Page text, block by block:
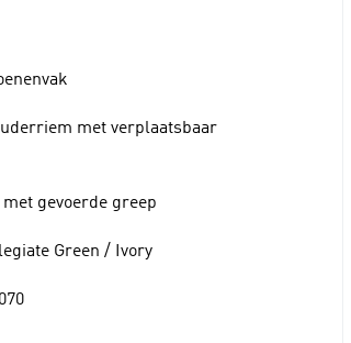
met verplaatsbaar
met gevoerde greep
Green / Ivory